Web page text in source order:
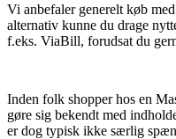
Vi anbefaler generelt køb
alternativ kunne du drage
f.eks. ViaBill, forudsat du
Inden folk shopper hos en
gøre sig bekendt med
er dog typisk ikke særlig